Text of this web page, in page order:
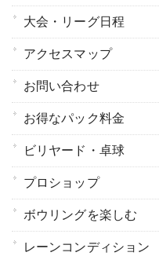
大会・リーグ日程
アクセスマップ
お問い合わせ
お得なパック料金
ビリヤード・卓球
プロショップ
ボウリングを楽しむ
レーンコンディション